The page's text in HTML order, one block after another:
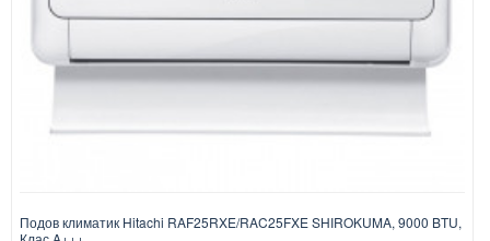
Подов климатик Hitachi RAF25RXE/RAC25FXE SHIROKUMA, 9000 BTU,